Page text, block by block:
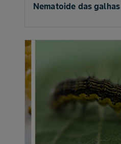
Nematoide das